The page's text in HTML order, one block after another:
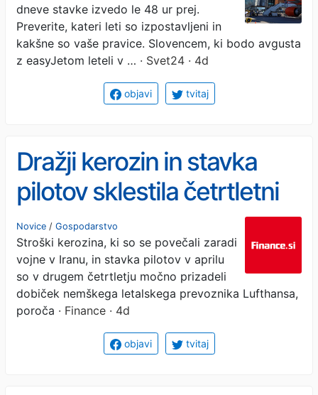
dneve stavke izvedo le 48 ur prej.
Preverite, kateri leti so izpostavljeni in
kakšne so vaše pravice. Slovencem, ki bodo avgusta
z easyJetom leteli v … · Svet24 · 4d
objavi tvitaj
Dražji kerozin in stavka
pilotov sklestila četrtletni
dobiček Lufthanse
Novice / Gospodarstvo
Stroški kerozina, ki so se povečali zaradi
vojne v Iranu, in stavka pilotov v aprilu
so v drugem četrtletju močno prizadeli
dobiček nemškega letalskega prevoznika Lufthansa,
poroča · Finance · 4d
objavi tvitaj